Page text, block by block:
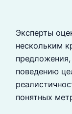
Эксперты
нескольким
поведению
понятных